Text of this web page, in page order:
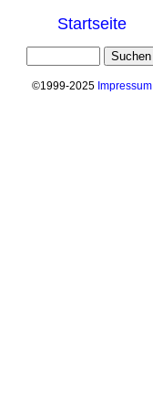
Startseite
©1999-2025 Impressum